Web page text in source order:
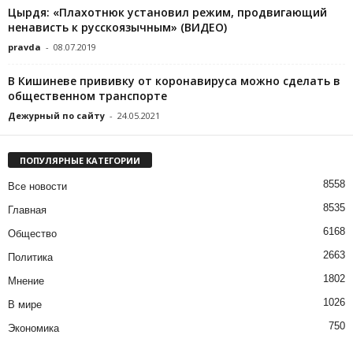
Цырдя: «Плахотнюк установил режим, продвигающий
ненависть к русскоязычным» (ВИДЕО)
pravda - 08.07.2019
В Кишиневе прививку от коронавируса можно сделать в
общественном транспорте
Дежурный по сайту - 24.05.2021
ПОПУЛЯРНЫЕ КАТЕГОРИИ
Все новости 8558
Главная 8535
Общество 6168
Политика 2663
Мнение 1802
В мире 1026
Экономика 750